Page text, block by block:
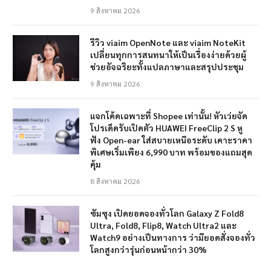
9 สิงหาคม 2026
รีวิว viaim OpenNote และ viaim NoteKit
เปลี่ยนทุกการสนทนาให้เป็นเรื่องง่ายด้วยผู้
ช่วยอัจฉริยะทั้งแปลภาษาและสรุปประชุม
9 สิงหาคม 2026
แจกโค้ดเฉพาะที่ Shopee เท่านั้น! หัวเว่ยจัด
โปรเด็ดรับเปิดตัว HUAWEI FreeClip 2 S หู
ฟัง Open-ear ใส่สบายเหนือระดับ เคาะราคา
พิเศษเริ่มเพียง 6,990 บาท พร้อมของแถมสุด
คุ้ม
8 สิงหาคม 2026
ซัมซุง เปิดยอดจองทั่วโลก Galaxy Z Fold8
Ultra, Fold8, Flip8, Watch Ultra2 และ
Watch9 อย่างเป็นทางการ ว่ามียอดสั่งจองทั่ว
โลกสูงกว่ารุ่นก่อนหน้ากว่า 30%